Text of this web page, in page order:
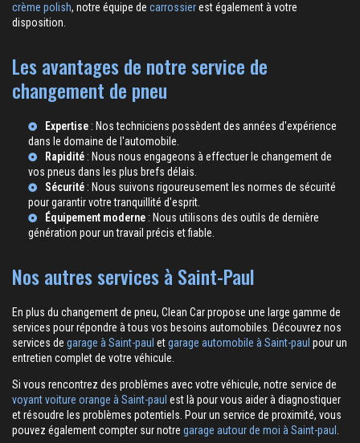
crème polish, notre équipe de carrossierest également à votre
disposition.
Les avantages de notre service de
changement de pneu
Expertise : Nos techniciens possèdent des années d'expérience
dans le domaine de l'automobile.
Rapidité : Nous nous engageons à effectuer le changement de
vos pneus dans les plus brefs délais.
Sécurité : Nous suivons rigoureusement les normes de sécurité
pour garantir votre tranquillité d'esprit.
Équipement moderne : Nous utilisons des outils de dernière
génération pour un travail précis et fiable.
Nos autres services à Saint-Paul
En plus du changement de pneu, Clean Car propose une large gamme de
services pour répondre à tous vos besoins automobiles. Découvrez nos
services de garage à Saint-paul etgarage automobile à Saint-paul pour un
entretien complet de votre véhicule.
Si vous rencontrez des problèmes avec votre véhicule, notre service de
voyant voiture orange à Saint-paul est là pour vous aider à diagnostiquer
et résoudre les problèmes potentiels. Pour un service de proximité, vous
pouvez également compter sur notre garage autour de moi à Saint-paul